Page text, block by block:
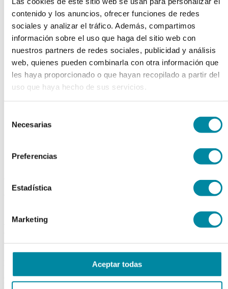
contenido y los anuncios, ofrecer funciones de redes
sociales y analizar el tráfico. Además, compartimos
información sobre el uso que haga del sitio web con
nuestros partners de redes sociales, publicidad y análisis
web, quienes pueden combinarla con otra información que
les haya proporcionado o que hayan recopilado a partir del
uso que haya hecho de sus servicios.
Necesarias
Preferencias
Estadística
Marketing
Aceptar todas
chevron_left chevron_right
ALUMINIO CLORURO 6
HTO.
Disponibilidad:BAJO RESERVA